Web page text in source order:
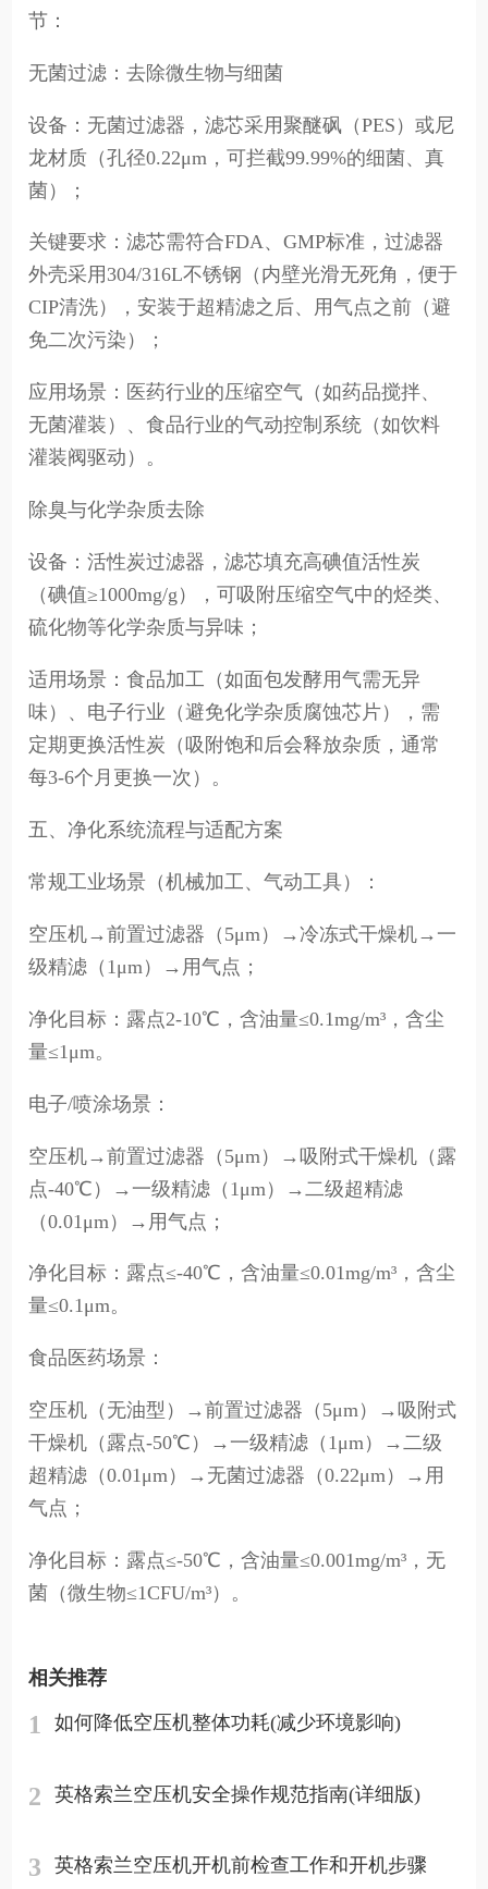
节：
无菌过滤：去除微生物与细菌
设备：无菌过滤器，滤芯采用聚醚砜（PES）或尼
龙材质（孔径0.22μm，可拦截99.99%的细菌、真
菌）；
关键要求：滤芯需符合FDA、GMP标准，过滤器
外壳采用304/316L不锈钢（内壁光滑无死角，便于
CIP清洗），安装于超精滤之后、用气点之前（避
免二次污染）；
应用场景：医药行业的压缩空气（如药品搅拌、
无菌灌装）、食品行业的气动控制系统（如饮料
灌装阀驱动）。
除臭与化学杂质去除
设备：活性炭过滤器，滤芯填充高碘值活性炭
（碘值≥1000mg/g），可吸附压缩空气中的烃类、
硫化物等化学杂质与异味；
适用场景：食品加工（如面包发酵用气需无异
味）、电子行业（避免化学杂质腐蚀芯片），需
定期更换活性炭（吸附饱和后会释放杂质，通常
每3-6个月更换一次）。
五、净化系统流程与适配方案
常规工业场景（机械加工、气动工具）：
空压机→前置过滤器（5μm）→冷冻式干燥机→一
级精滤（1μm）→用气点；
净化目标：露点2-10℃，含油量≤0.1mg/m³，含尘
量≤1μm。
电子/喷涂场景：
空压机→前置过滤器（5μm）→吸附式干燥机（露
点-40℃）→一级精滤（1μm）→二级超精滤
（0.01μm）→用气点；
净化目标：露点≤-40℃，含油量≤0.01mg/m³，含尘
量≤0.1μm。
食品医药场景：
空压机（无油型）→前置过滤器（5μm）→吸附式
干燥机（露点-50℃）→一级精滤（1μm）→二级
超精滤（0.01μm）→无菌过滤器（0.22μm）→用
气点；
净化目标：露点≤-50℃，含油量≤0.001mg/m³，无
菌（微生物≤1CFU/m³）。
相关推荐
1 如何降低空压机整体功耗(减少环境影响)
2 英格索兰空压机安全操作规范指南(详细版)
3 英格索兰空压机开机前检查工作和开机步骤